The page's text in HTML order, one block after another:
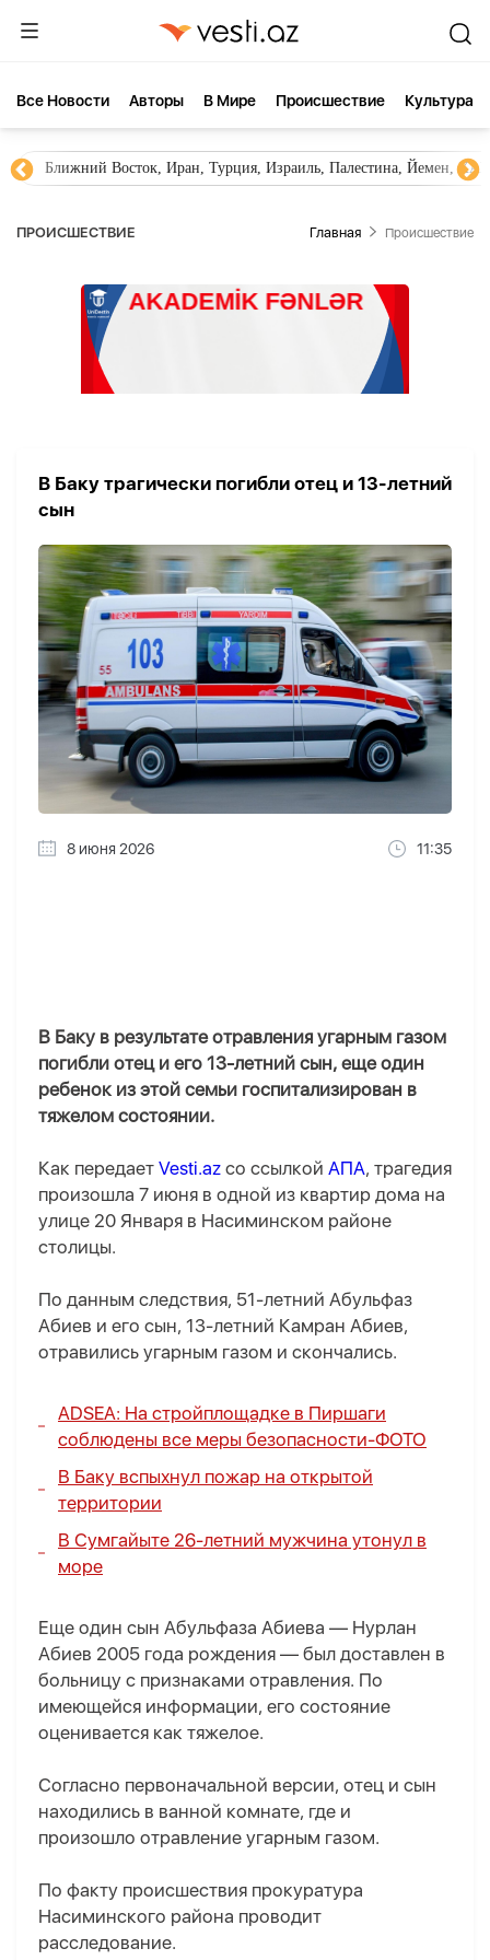
Все Новости Aвторы В Мире Происшествие Культура
Ближний Восток, Иран, Турция, Израиль, Палестина, Йемен,
ПРОИСШЕСТВИЕ Главная Происшествие
В Баку трагически погибли отец и 13-летний
сын
8 июня 2026 11:35
В Баку в результате отравления угарным газом
погибли отец и его 13-летний сын, еще один
ребенок из этой семьи госпитализирован в
тяжелом состоянии.
Как передает Vesti.az со ссылкой АПА, трагедия
произошла 7 июня в одной из квартир дома на
улице 20 Января в Насиминском районе
столицы.
По данным следствия, 51-летний Абульфаз
Абиев и его сын, 13-летний Камран Абиев,
отравились угарным газом и скончались.
ADSEA: На стройплощадке в Пиршаги
соблюдены все меры безопасности-ФОТО
В Баку вспыхнул пожар на открытой
территории
В Сумгайыте 26-летний мужчина утонул в
море
Еще один сын Абульфаза Абиева — Нурлан
Абиев 2005 года рождения — был доставлен в
больницу с признаками отравления. По
имеющейся информации, его состояние
оценивается как тяжелое.
Согласно первоначальной версии, отец и сын
находились в ванной комнате, где и
произошло отравление угарным газом.
По факту происшествия прокуратура
Насиминского района проводит
расследование.